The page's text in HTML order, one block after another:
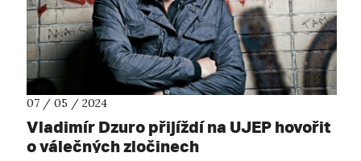
07 / 05 / 2024
Vladimír Dzuro přijíždí na UJEP hovořit
o válečných zločinech